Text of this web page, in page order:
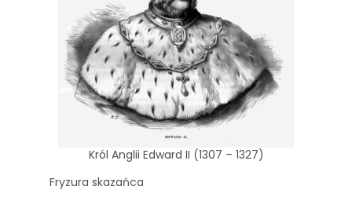
Król Anglii Edward II (1307 – 1327)
Fryzura skazańca